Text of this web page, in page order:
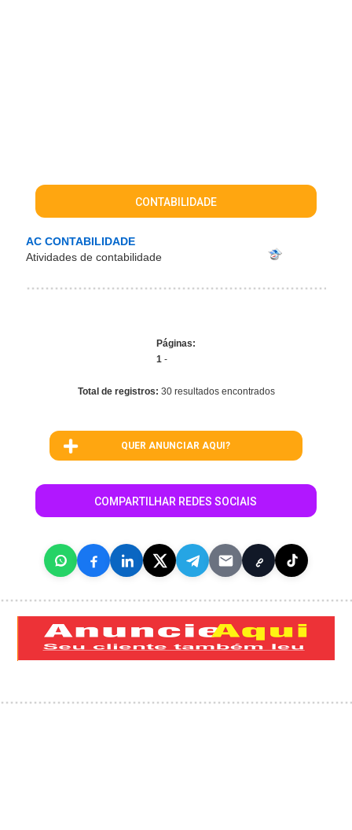
CONTABILIDADE
AC CONTABILIDADE
Atividades de contabilidade
Páginas:
1 -
Total de registros: 30 resultados encontrados
QUER ANUNCIAR AQUI?
COMPARTILHAR REDES SOCIAIS